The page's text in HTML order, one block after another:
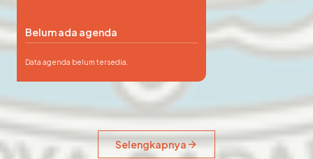
Belum ada agenda
Data agenda belum tersedia.
Selengkapnya